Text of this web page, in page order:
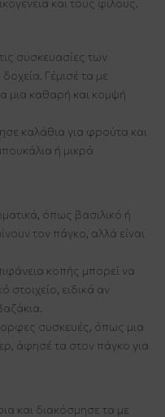
και τους φίλους.
συσκευασίες των
Γέμισέ τα με
μια καθαρή και κομψή
καλάθια για φρούτα και
ή μικρά
όπως βασιλικό ή
τον πάγκο, αλλά είναι
κοπής μπορεί να
στοιχείο, ειδικά αν
συσκευές, όπως μια
άφησέ τα στον πάγκο για
και διακόσμησε τα με